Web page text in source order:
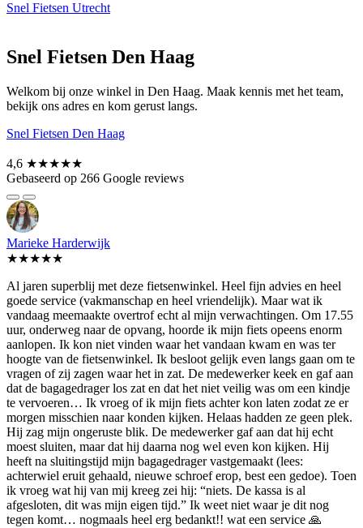
Snel Fietsen Utrecht
Snel Fietsen Den Haag
Welkom bij onze winkel in Den Haag. Maak kennis met het team,
bekijk ons adres en kom gerust langs.
Snel Fietsen Den Haag
4,6 ★★★★★
Gebaseerd op 266 Google reviews
Marieke Harderwijk
★★★★★
Al jaren superblij met deze fietsenwinkel. Heel fijn advies en heel
goede service (vakmanschap en heel vriendelijk). Maar wat ik
vandaag meemaakte overtrof echt al mijn verwachtingen. Om 17.55
uur, onderweg naar de opvang, hoorde ik mijn fiets opeens enorm
aanlopen. Ik kon niet vinden waar het vandaan kwam en was ter
hoogte van de fietsenwinkel. Ik besloot gelijk even langs gaan om te
vragen of zij zagen waar het in zat. De medewerker keek en gaf aan
dat de bagagedrager los zat en dat het niet veilig was om een kindje
te vervoeren… Ik vroeg of ik mijn fiets achter kon laten zodat ze er
morgen misschien naar konden kijken. Helaas hadden ze geen plek.
Hij zag mijn ongeruste blik. De medewerker gaf aan dat hij echt
moest sluiten, maar dat hij daarna nog wel even kon kijken. Hij
heeft na sluitingstijd mijn bagagedrager vastgemaakt (lees:
achterwiel eruit gehaald, nieuwe schroef erop, best een gedoe). Toen
ik vroeg wat hij van mij kreeg zei hij: “niets. De kassa is al
afgesloten, dit was mijn eigen tijd.” Ik weet niet waar je dit nog
tegen komt… nogmaals heel erg bedankt!! wat een service 🙏